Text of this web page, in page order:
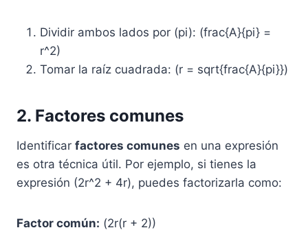
Dividir ambos lados por (pi): (frac{A}{pi} =
r^2)
Tomar la raíz cuadrada: (r = sqrt{frac{A}{pi}})
2. Factores comunes
Identificar factores comunes en una expresión
es otra técnica útil. Por ejemplo, si tienes la
expresión (2r^2 + 4r), puedes factorizarla como:
Factor común: (2r(r + 2))